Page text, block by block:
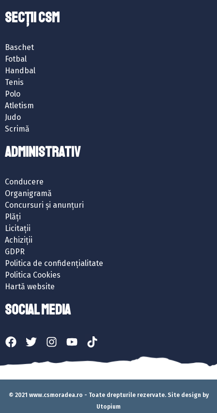
SECȚII CSM
Baschet
Fotbal
Handbal
Tenis
Polo
Atletism
Judo
Scrimă
ADMINISTRATIV
Conducere
Organigramă
Concursuri și anunțuri
Plăți
Licitații
Achiziții
GDPR
Politica de confidențialitate
Politica Cookies
Hartă website
SOCIAL MEDIA
© 2021 www.csmoradea.ro - Toate drepturile rezervate. Site design by
Utopium